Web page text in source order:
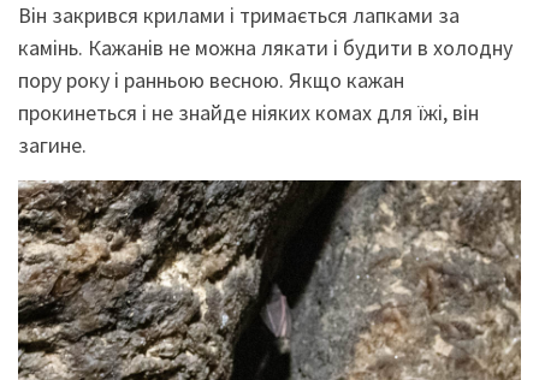
Він закрився крилами і тримається лапками за
камінь. Кажанів не можна лякати і будити в холодну
пору року і ранньою весною. Якщо кажан
прокинеться і не знайде ніяких комах для їжі, він
загине.